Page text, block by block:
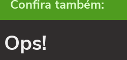
Confira também:
Ops!